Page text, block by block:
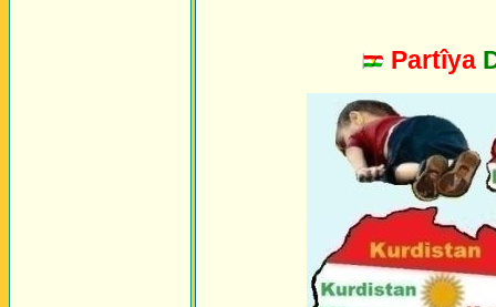
Partîya